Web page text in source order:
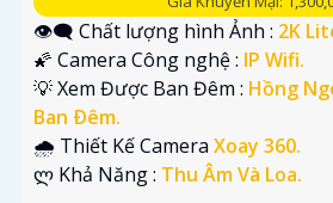
👁️‍🗨 Chất lượng hình Ảnh : 2K
🌠 Camera Công nghệ : IP Wifi.
💡 Xem Được Ban Đêm : Hồng
Ban Ðêm.
🌧️ Thiết Kế Camera Xoay 360.
️ლ Khả Năng : Thu Âm Và Loa.